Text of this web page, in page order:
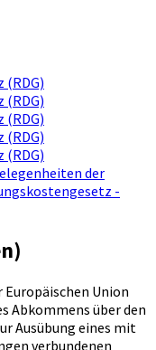
der
-
Union
Abkommens über den
Ausübung eines mit
verbundenen